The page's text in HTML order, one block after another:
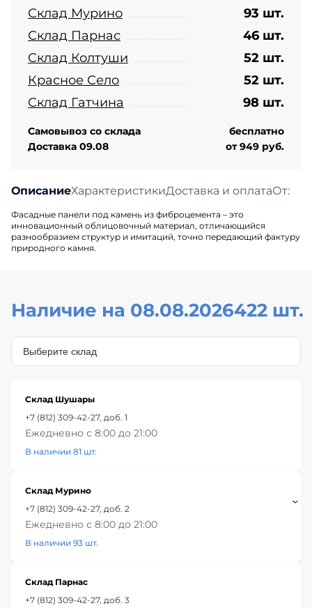
ОписаниеХарактеристикиДоставка и оплата
Фасадные панели под камень из фиброцемента – это
инновационный облицовочный материал, отличающийся
разнообразием структур и имитаций, точно передающий фактуру
природного камня.
Склад Мурино
93 шт.
Склад Парнас
46 шт.
Склад Колтуши
52 шт.
Красное Село
52 шт.
Склад Гатчина
98 шт.
Самовывоз со склада
бесплатно
Доставка 09.08
от 949 руб.
Наличие на 08.08.2026422 шт.
Склад Шушары
+7 (812) 309-42-27, доб. 1
Ежедневно с 8:00 до 21:00
В наличии 81 шт.
Склад Мурино
+7 (812) 309-42-27, доб. 2
Ежедневно с 8:00 до 21:00
В наличии 93 шт.
Склад Парнас
+7 (812) 309-42-27, доб. 3